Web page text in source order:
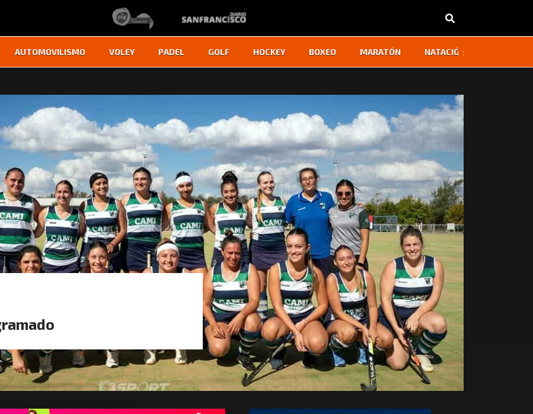
AUTOMOVILISMO VOLEY PADEL GOLF HOCKEY BOXEO MARATÓN NATACIÓN
‹ ›